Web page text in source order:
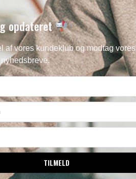
opdateret
af vores kundeklub og modtag vores
TILMELD